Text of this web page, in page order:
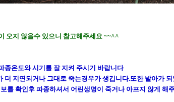
오지 않을수 있으니 참고해주세요 ~~^^
종온도와 시기를 잘 지켜 주시기 바랍니다
더 지연되거나 그대로 죽는경우가 생깁니다.또한 발아가
를 확인후 파종하셔서 어린생명이 죽거나 아프지 않게 해